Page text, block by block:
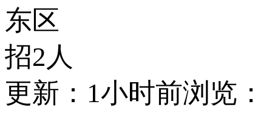
东区
招2人
更新：1小时前浏览：